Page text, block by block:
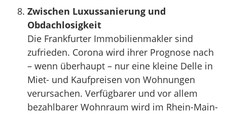
Zwischen Luxussanierung und
Obdachlosigkeit
Die Frankfurter Immobilienmakler sind
zufrieden. Corona wird ihrer Prognose nach
– wenn überhaupt – nur eine kleine Delle in
Miet- und Kaufpreisen von Wohnungen
verursachen. Verfügbarer und vor allem
bezahlbarer Wohnraum wird im Rhein-Main-